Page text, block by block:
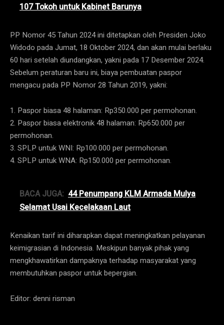
107 Tokoh untuk Kabinet Barunya
PP Nomor 45 Tahun 2024 ini ditetapkan oleh Presiden Joko
Widodo pada Jumat, 18 Oktober 2024, dan akan mulai berlaku
60 hari setelah diundangkan, yakni pada 17 Desember 2024.
Sebelum peraturan baru ini, biaya pembuatan paspor
mengacu pada PP Nomor 28 Tahun 2019, yakni:
1. Paspor biasa 48 halaman: Rp350.000 per permohonan.
2. Paspor biasa elektronik 48 halaman: Rp650.000 per
permohonan.
3. SPLP untuk WNI: Rp100.000 per permohonan.
4. SPLP untuk WNA: Rp150.000 per permohonan.
BACA JUGA: 44 Penumpang KLM Armada Mulya
Selamat Usai Kecelakaan Laut
Kenaikan tarif ini diharapkan dapat meningkatkan pelayanan
keimigrasian di Indonesia. Meskipun banyak pihak yang
mengkhawatirkan dampaknya terhadap masyarakat yang
membutuhkan paspor untuk bepergian.
Editor: denni risman